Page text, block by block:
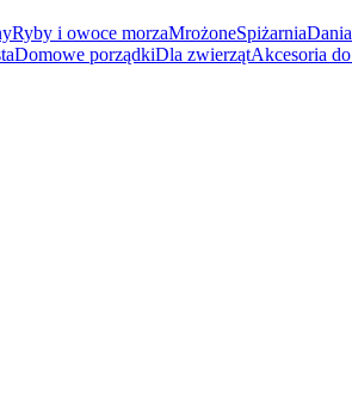
Ryby i owoce morzaMrożoneSpiżarnia
Domowe porządkiDla zwierzątAkcesoria